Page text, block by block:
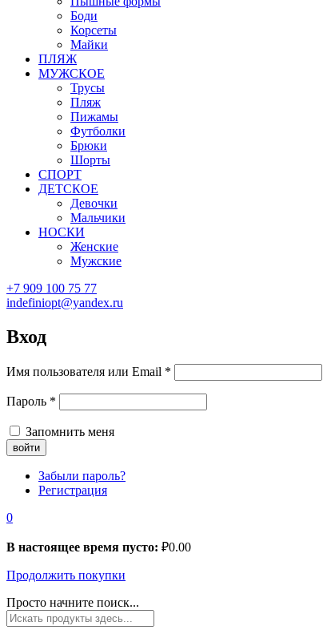
Боди
Корсеты
Майки
ПЛЯЖ
МУЖСКОЕ
Трусы
Пляж
Пижамы
Футболки
Брюки
Шорты
СПОРТ
ДЕТСКОЕ
Девочки
Мальчики
НОСКИ
Женские
Мужские
+7 909 100 75 77
indefiniopt@yandex.ru
Вход
Имя пользователя или Email *
Пароль *
Запомнить меня
Забыли пароль?
Регистрация
0
В настоящее время пусто: ₽0.00
Продолжить покупки
Просто начните поиск...